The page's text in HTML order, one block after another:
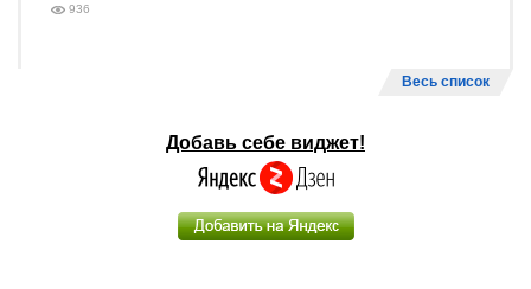
936
Весь список
Добавь себе виджет!